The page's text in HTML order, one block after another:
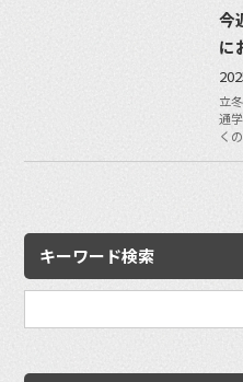
今
に
立
通
く
キーワード検索